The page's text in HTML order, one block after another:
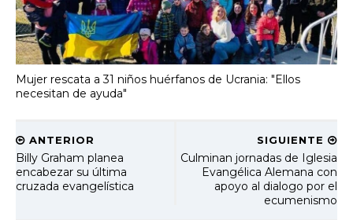
Mujer rescata a 31 niños huérfanos de Ucrania: "Ellos
necesitan de ayuda"
SIGUIENTE
Culminan jornadas de Iglesia
Evangélica Alemana con
apoyo al dialogo por el
ecumenismo
ANTERIOR
Billy Graham planea
encabezar su última
cruzada evangelística